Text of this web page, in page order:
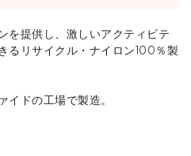
を提供し、激しいアクティビテ
るリサイクル・ナイロン100％製
イドの工場で製造。